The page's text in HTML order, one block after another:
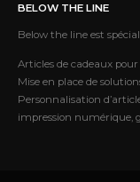
BELOW THE LINE
Below the line est
Articles de cadeaux
Mise en place de
Personnalisation
impression numérique,